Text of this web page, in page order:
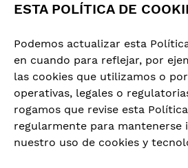
ESTA POLÍTICA DE
Podemos actualizar esta
en cuando para reflejar, por
las cookies que utilizamos o
operativas, legales o
rogamos que revise esta
regularmente para mantenerse
nuestro uso de cookies y